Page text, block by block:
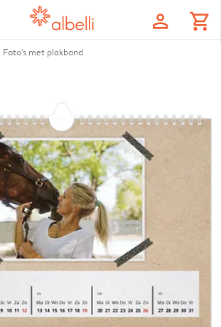
profile shopping_cart
Foto's met plakband